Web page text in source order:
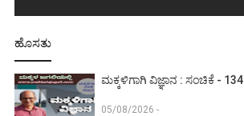
ಹೊಸತು
ಮಕ್ಕಳಿಗಾಗಿ ವಿಜ್ಞಾನ : ಸಂಚಿಕೆ - 134
05/08/2026 -